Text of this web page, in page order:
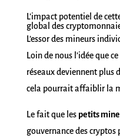
L’impact potentiel de
global des
L’essor des mineurs
Loin de nous l’idée que
réseaux deviennent plus
cela pourrait affaiblir la
Le fait que les petits
gouvernance des